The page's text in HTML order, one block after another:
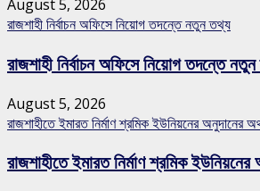
August 5, 2026
রাজশাহী নির্বাচন অফিসে নিয়োগ তদন্তে নতুন তথ্য
রাজশাহী নির্বাচন অফিসে নিয়োগ তদন্তে
August 5, 2026
রাজশাহীতে ইমারত নির্মাণ শ্রমিক ইউনিয়নের অনুদানের
রাজশাহীতে ইমারত নির্মাণ শ্রমিক